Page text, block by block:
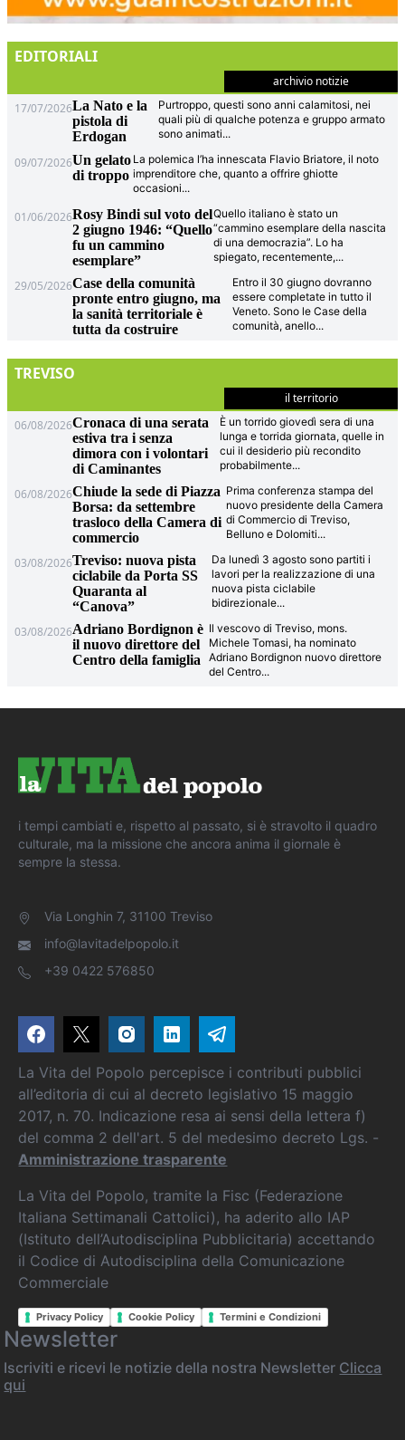
EDITORIALI
archivio notizie
17/07/2026La Nato e la
pistola di
Erdogan
Purtroppo, questi sono anni calamitosi, nei
quali più di qualche potenza e gruppo armato
sono animati...
09/07/2026Un gelato
di troppo
La polemica l’ha innescata Flavio Briatore, il noto
imprenditore che, quanto a offrire ghiotte
occasioni...
01/06/2026Rosy Bindi sul voto del
2 giugno 1946: “Quello
fu un cammino
esemplare”
Quello italiano è stato un
“cammino esemplare della nascita
di una democrazia”. Lo ha
spiegato, recentemente,...
29/05/2026Case della comunità
pronte entro giugno, ma
la sanità territoriale è
tutta da costruire
Entro il 30 giugno dovranno
essere completate in tutto il
Veneto. Sono le Case della
comunità, anello...
TREVISO
il territorio
06/08/2026Cronaca di una serata
estiva tra i senza
dimora con i volontari
di Caminantes
È un torrido giovedì sera di una
lunga e torrida giornata, quelle in
cui il desiderio più recondito
probabilmente...
06/08/2026Chiude la sede di Piazza
Borsa: da settembre
trasloco della Camera di
commercio
Prima conferenza stampa del
nuovo presidente della Camera
di Commercio di Treviso,
Belluno e Dolomiti...
03/08/2026Treviso: nuova pista
ciclabile da Porta SS
Quaranta al
“Canova”
Da lunedì 3 agosto sono partiti i
lavori per la realizzazione di una
nuova pista ciclabile
bidirezionale...
03/08/2026Adriano Bordignon è
il nuovo direttore del
Centro della famiglia
Il vescovo di Treviso, mons.
Michele Tomasi, ha nominato
Adriano Bordignon nuovo direttore
del Centro...
i tempi cambiati e, rispetto al passato, si è stravolto il quadro
culturale, ma la missione che ancora anima il giornale è
sempre la stessa.
Via Longhin 7, 31100 Treviso
info@lavitadelpopolo.it
+39 0422 576850
La Vita del Popolo percepisce i contributi pubblici
all’editoria di cui al decreto legislativo 15 maggio
2017, n. 70. Indicazione resa ai sensi della lettera f)
del comma 2 dell'art. 5 del medesimo decreto Lgs. -
Amministrazione trasparente
La Vita del Popolo, tramite la Fisc (Federazione
Italiana Settimanali Cattolici), ha aderito allo IAP
(Istituto dell’Autodisciplina Pubblicitaria) accettando
il Codice di Autodisciplina della Comunicazione
Commerciale
Privacy Policy Cookie Policy Termini e Condizioni
Newsletter
Iscriviti e ricevi le notizie della nostra Newsletter Clicca
qui